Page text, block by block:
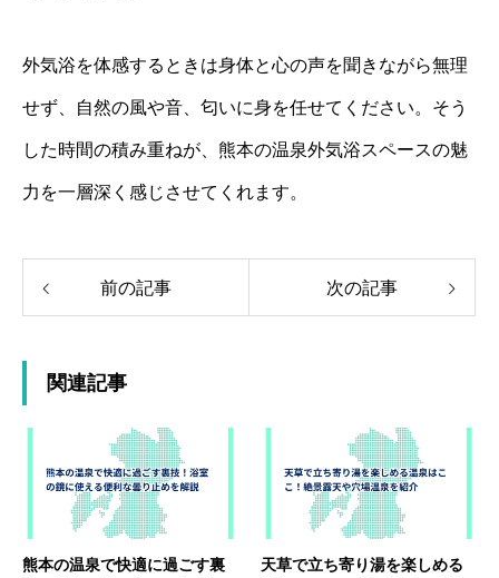
外気浴を体感するときは身体と心の声を聞きながら無理
せず、自然の風や音、匂いに身を任せてください。そう
した時間の積み重ねが、熊本の温泉外気浴スペースの魅
力を一層深く感じさせてくれます。
前の記事 次の記事
関連記事
熊本の温泉で快適に過ごす裏
天草で立ち寄り湯を楽しめる